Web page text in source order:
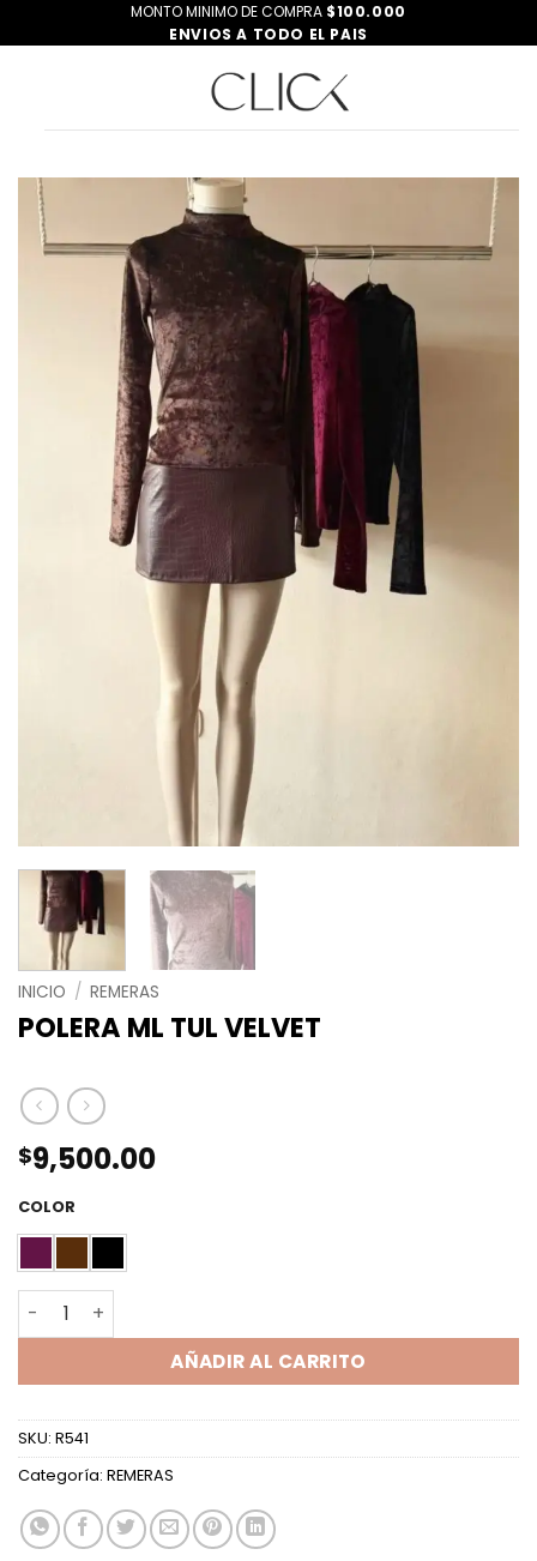
al
MONTO MINIMO DE COMPRA $100.000
ENVIOS A TODO EL PAIS
INICIO / REMERAS
POLERA ML TUL VELVET
$9,500.00
COLOR
POLERA ML TUL VELVET cantidad
AÑADIR AL CARRITO
SKU: R541
Categoría: REMERAS